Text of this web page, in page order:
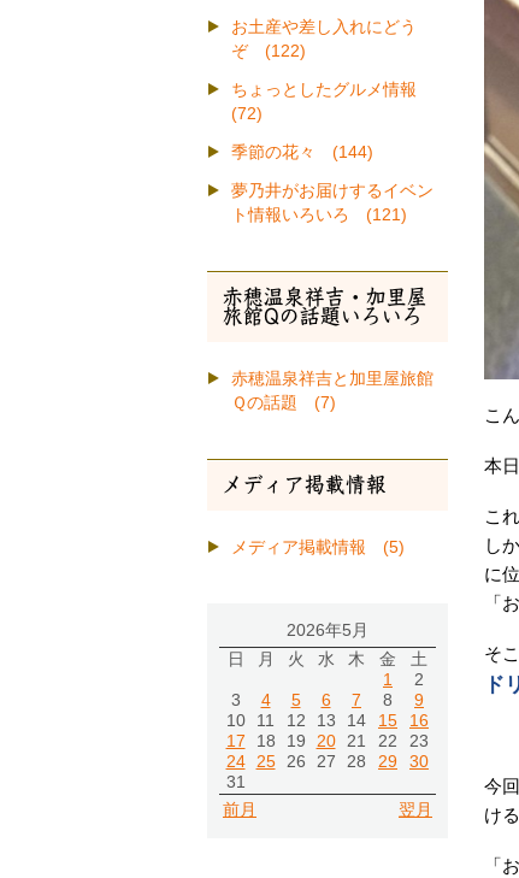
こ
本
こ
し
に
「
そ
ド
今
け
「
お土産や差し入れにどう
ぞ (122)
ちょっとしたグルメ情報
(72)
季節の花々 (144)
夢乃井がお届けするイベン
ト情報いろいろ (121)
赤穂温泉祥吉・加里屋
旅館Qの話題いろいろ
赤穂温泉祥吉と加里屋旅館
Ｑの話題 (7)
メディア掲載情報
メディア掲載情報 (5)
2026年5月
日
月 火 水 木 金
土
1
2
3
4 5 6 7 8
9
10
11 12 13 14 15
16
17
18 19 20 21 22
23
24
25 26 27 28 29
30
31
前月
翌月